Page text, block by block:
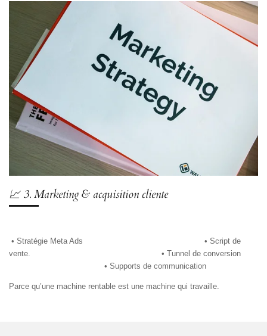
📈 3. Marketing & acquisition cliente
• Stratégie Meta Ads • Script de
vente. • Tunnel de conversion
• Supports de communication
Parce qu’une machine rentable est une machine qui travaille.